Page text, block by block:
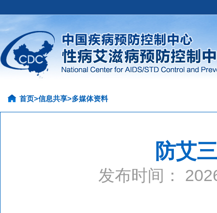
首页>信息共享>多媒体资料
防艾
发布时间：